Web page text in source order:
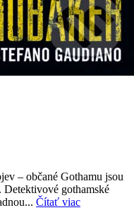
– občané Gothamu jsou
gothamské
Čítať viac